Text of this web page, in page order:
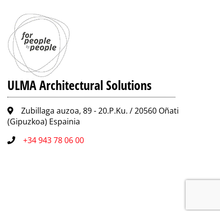
ULMA Architectural Solutions
Zubillaga auzoa, 89 - 20.P.Ku. / 20560 Oñati
(Gipuzkoa) Espainia
+34 943 78 06 00